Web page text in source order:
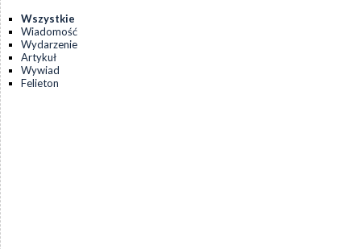
Wszystkie
Wiadomość
Wydarzenie
Artykuł
Wywiad
Felieton